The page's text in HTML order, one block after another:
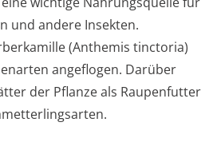
und andere Insekten.
(Anthemis tinctoria)
angeflogen. Darüber
der Pflanze als Raupenfutter